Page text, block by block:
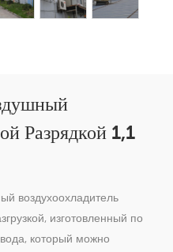
Разрядкой 1,1
воздухоохладитель
изготовленный по
который можно